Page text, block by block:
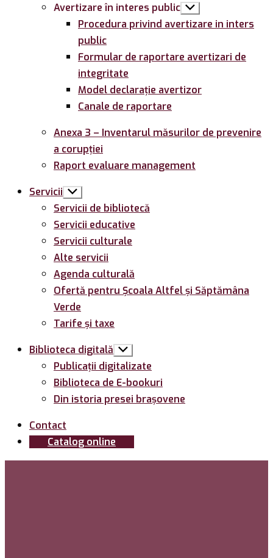
Avertizare în interes public Arată
submeniul
Procedura privind avertizare in inters
public
Formular de raportare avertizari de
integritate
Model declarație avertizor
Canale de raportare
Anexa 3 – Inventarul măsurilor de prevenire
a corupției
Raport evaluare management
Servicii Arată
submeniul
Servicii de bibliotecă
Servicii educative
Servicii culturale
Alte servicii
Agenda culturală
Ofertă pentru Şcoala Altfel și Săptămâna
Verde
Tarife și taxe
Biblioteca digitală Arată
submeniul
Publicații digitalizate
Biblioteca de E-bookuri
Din istoria presei brașovene
Contact
Catalog online